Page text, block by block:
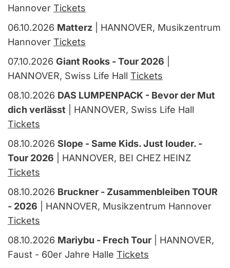
Hannover Tickets
06.10.2026 Matterz | HANNOVER, Musikzentrum
Hannover Tickets
07.10.2026 Giant Rooks - Tour 2026
HANNOVER, Swiss Life Hall Tickets
08.10.2026 DAS LUMPENPACK - Bevor der Mut
dich verlässt | HANNOVER, Swiss Life Hall
Tickets
08.10.2026 Slope - Same Kids. Just louder. -
Tour 2026 | HANNOVER, BEI CHEZ HEINZ
Tickets
08.10.2026 Bruckner - Zusammenbleiben TOUR
- 2026 | HANNOVER, Musikzentrum Hannover
Tickets
08.10.2026 Mariybu - Frech Tour | HANNOVER,
Faust - 60er Jahre Halle Tickets